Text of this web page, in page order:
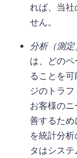
れば、当
せん。
分析（測
は、どの
ることを
ジのトラフ
お客様の
善するた
を統計分
タはシス